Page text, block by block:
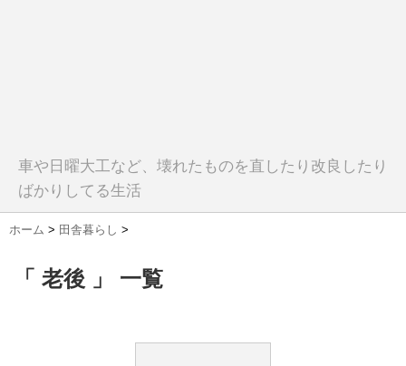
車や日曜大工など、壊れたものを直したり改良したり
ばかりしてる生活
ホーム > 田舎暮らし >
「 老後 」 一覧